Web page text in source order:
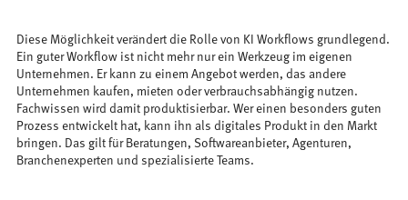
Diese Möglichkeit verändert die Rolle von KI Workflows grundlegend.
Ein guter Workflow ist nicht mehr nur ein Werkzeug im eigenen
Unternehmen. Er kann zu einem Angebot werden, das andere
Unternehmen kaufen, mieten oder verbrauchsabhängig nutzen.
Fachwissen wird damit produktisierbar. Wer einen besonders guten
Prozess entwickelt hat, kann ihn als digitales Produkt in den Markt
bringen. Das gilt für Beratungen, Softwareanbieter, Agenturen,
Branchenexperten und spezialisierte Teams.